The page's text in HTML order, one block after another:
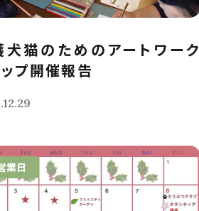
犬猫のためのアートワーク
プ開催報告
業日